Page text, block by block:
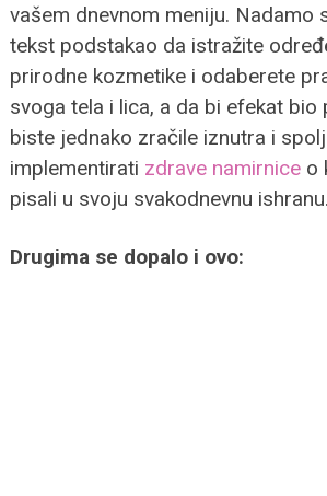
vašem dnevnom meniju. Nadamo
tekst podstakao da istražite
prirodne kozmetike i odaberete
svoga tela i lica, a da bi efekat bio
biste jednako zračile iznutra i
implementirati zdrave namirniceo
pisali u svoju svakodnevnu ishranu.
Drugima se dopalo i ovo: